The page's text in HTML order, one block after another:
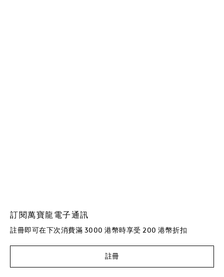
訂閱萬寶龍電子通訊
註冊即可在下次消費滿 3000 港幣時享受 200 港幣折扣
註冊